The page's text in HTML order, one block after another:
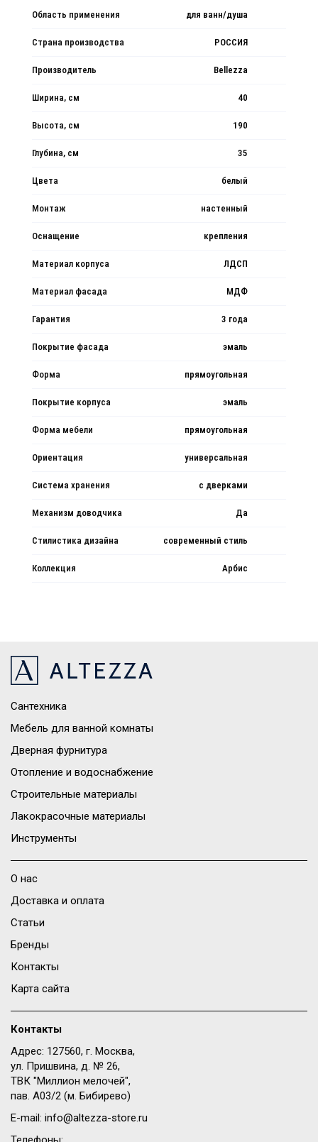
Область применения для ванн/душа
Страна производства РОССИЯ
Производитель Bellezza
Ширина, см 40
Высота, см 190
Глубина, см 35
Цвета белый
Монтаж настенный
Оснащение крепления
Материал корпуса ЛДСП
Материал фасада МДФ
Гарантия 3 года
Покрытие фасада эмаль
Форма прямоугольная
Покрытие корпуса эмаль
Форма мебели прямоугольная
Ориентация универсальная
Система хранения с дверками
Механизм доводчика Да
Стилистика дизайна современный стиль
Коллекция Арбис
Сантехника
Мебель для ванной комнаты
Дверная фурнитура
Отопление и водоснабжение
Строительные материалы
Лакокрасочные материалы
Инструменты
О нас
Доставка и оплата
Статьи
Бренды
Контакты
Карта сайта
Контакты
Адрес: 127560, г. Москва,
ул. Пришвина, д. № 26,
ТВК "Миллион мелочей",
пав. A03/2 (м. Бибирево)
E-mail: info@altezza-store.ru